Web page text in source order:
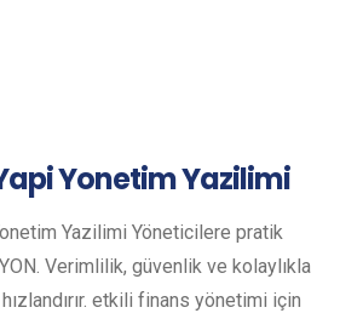
Yonetim Yazilimi
Yazilimi Yöneticilere pratik
Verimlilik, güvenlik ve kolaylıkla
etkili finans yönetimi için